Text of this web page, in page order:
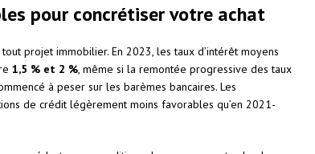
pour concrétiser votre achat
projet immobilier. En 2023, les taux d’intérêt moyens
1,5 % et 2 %, même si la remontée progressive des taux
à peser sur les barèmes bancaires. Les
de crédit légèrement moins favorables qu’en 2021-